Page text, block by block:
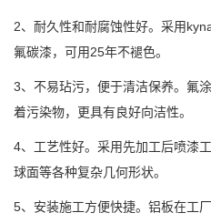
2、耐久性和耐腐蚀性好。采用
氟碳漆，可用25年不褪色。
3、不易玷污，便于清洁保养。氟
着污染物，更具有良好向洁性。
4、工艺性好。采用先加工后喷漆
球面等各种复杂几何形状。
5、安装施工方便快捷。铝板在工